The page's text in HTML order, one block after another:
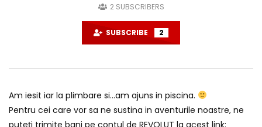
2 SUBSCRIBERS
SUBSCRIBE 2
Am iesit iar la plimbare si…am ajuns in piscina.
Pentru cei care vor sa ne sustina in aventurile noastre, ne
puteți trimite bani pe contul de REVOLUT la acest link: